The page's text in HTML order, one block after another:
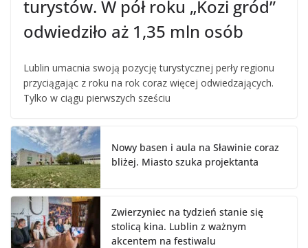
turystów. W pół roku „Kozi gród”
odwiedziło aż 1,35 mln osób
Lublin umacnia swoją pozycję turystycznej perły regionu
przyciągając z roku na rok coraz więcej odwiedzających.
Tylko w ciągu pierwszych sześciu
Nowy basen i aula na Sławinie coraz
bliżej. Miasto szuka projektanta
Zwierzyniec na tydzień stanie się
stolicą kina. Lublin z ważnym
akcentem na festiwalu